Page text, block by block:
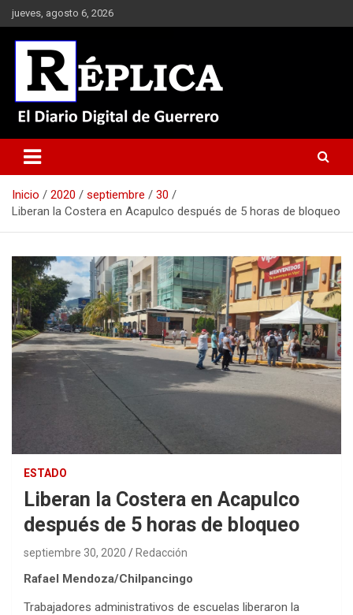
Saltar
al
contenido
jueves, agosto 6, 2026
Réplica
Inicio 2020 septiembre
30
Liberan la Costera en Acapulco después de 5 horas de bloqueo
ESTADO
Liberan la Costera en Acapulco
después de 5 horas de bloqueo
septiembre 30, 2020 Redacción
Rafael Mendoza/Chilpancingo
Trabajadores administrativos de escuelas liberaron la